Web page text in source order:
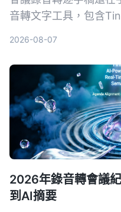
音轉文字工具，包含
的會議記錄幫手。
2026-08-07
2026年錄音轉會議
到AI摘要